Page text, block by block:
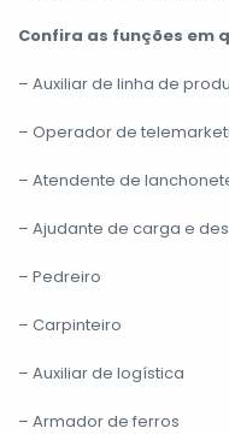
Confira as funções em
– Auxiliar de linha de
– Operador de
– Atendente de
– Ajudante de carga e
– Pedreiro
– Carpinteiro
– Auxiliar de logística
– Armador de ferros